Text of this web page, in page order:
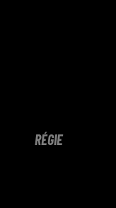
RÉGIE